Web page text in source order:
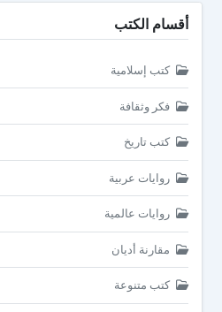
أقسام الكتب
كتب إسلامية
فكر وثقافة
كتب تاريخ
روايات عربية
روايات عالمية
مقارنة أديان
كتب متنوعة